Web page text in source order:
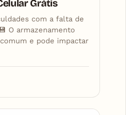
Grátis
com a falta de
O armazenamento
e pode impactar